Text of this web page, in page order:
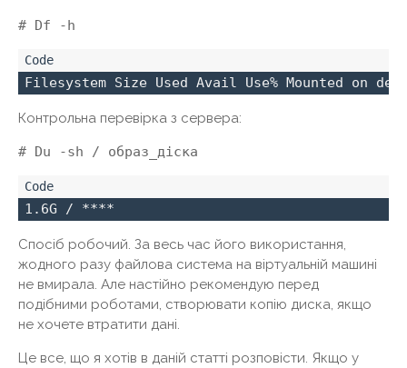
# Df -h
Filesystem Size Used Avail Use% Mounted on
Контрольна перевірка з сервера:
# Du -sh / образ_діска
1.6G / ****
Спосіб робочий. За весь час його використання,
жодного разу файлова система на віртуальній машині
не вмирала. Але настійно рекомендую перед
подібними роботами, створювати копію диска, якщо
не хочете втратити дані.
Це все, що я хотів в даній статті розповісти. Якщо у